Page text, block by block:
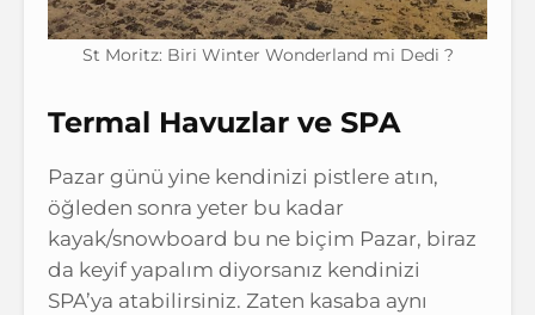
St Moritz: Biri Winter Wonderland mi Dedi ?
Termal Havuzlar ve SPA
Pazar günü yine kendinizi pistlere atın,
öğleden sonra yeter bu kadar
kayak/snowboard bu ne biçim Pazar, biraz
da keyif yapalım diyorsanız kendinizi
SPA’ya atabilirsiniz. Zaten kasaba aynı